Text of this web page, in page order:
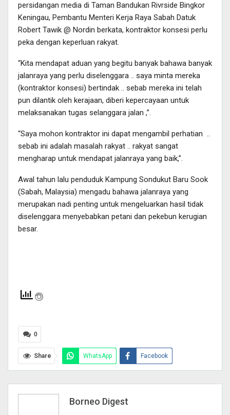
persidangan media di Taman Bandukan Rivrside Bingkor
Keningau, Pembantu Menteri Kerja Raya Sabah Datuk
Robert Tawik @ Nordin berkata, kontraktor konsesi perlu
peka dengan keperluan rakyat.
“Kita mendapat aduan yang begitu banyak bahawa banyak
jalanraya yang perlu diselenggara .. saya minta mereka
(kontraktor konsesi) bertindak .. sebab mereka ini telah
pun dilantik oleh kerajaan, diberi kepercayaan untuk
melaksanakan tugas selanggara jalan ,”.
“Saya mohon kontraktor ini dapat mengambil perhatian ..
sebab ini adalah masalah rakyat .. rakyat sangat
mengharap untuk mendapat jalanraya yang baik,”.
Awal tahun lalu penduduk Kampung Sondukut Baru Sook
(Sabah, Malaysia) mengadu bahawa jalanraya yang
merupakan nadi penting untuk mengeluarkan hasil tidak
diselenggara menyebabkan petani dan pekebun kerugian
besar.
0
Share WhatsApp Facebook
Email
Borneo Digest